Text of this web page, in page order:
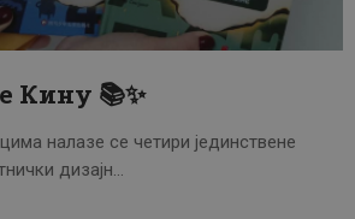
Кину 📚✨
налазе се четири јединствене
дизајн…